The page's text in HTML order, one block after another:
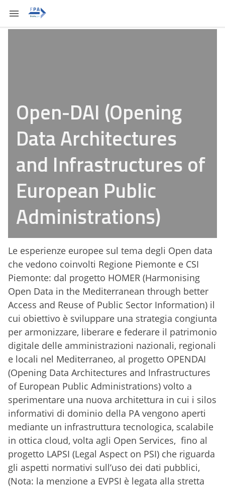
Open-DAI (Opening
Data Architectures
and Infrastructures of
European Public
Administrations)
Le esperienze europee sul tema degli Open data
che vedono coinvolti Regione Piemonte e CSI
Piemonte: dal progetto HOMER (Harmonising
Open Data in the Mediterranean through better
Access and Reuse of Public Sector Information) il
cui obiettivo è sviluppare una strategia congiunta
per armonizzare, liberare e federare il patrimonio
digitale delle amministrazioni nazionali, regionali
e locali nel Mediterraneo, al progetto OPENDAI
(Opening Data Architectures and Infrastructures
of European Public Administrations) volto a
sperimentare una nuova architettura in cui i silos
informativi di dominio della PA vengono aperti
mediante un infrastruttura tecnologica, scalabile
in ottica cloud, volta agli Open Services, fino al
progetto LAPSI (Legal Aspect on PSI) che riguarda
gli aspetti normativi sull’uso dei dati pubblici,
(Nota: la menzione a EVPSI è legata alla stretta